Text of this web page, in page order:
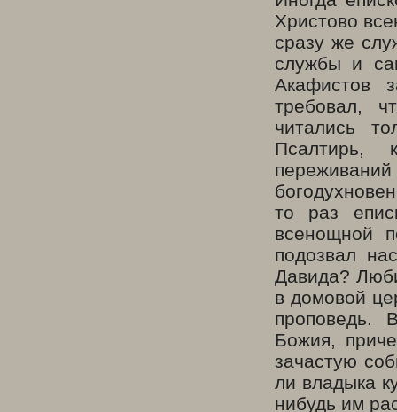
Христово
сразу же
службы и
Акафистов
требовал,
читались
Псалтирь,
переживаний
то раз
всенощной
подозвал
Давида?
в домовой
проповедь.
Божия,
зачастую
ли владыка
нибудь им